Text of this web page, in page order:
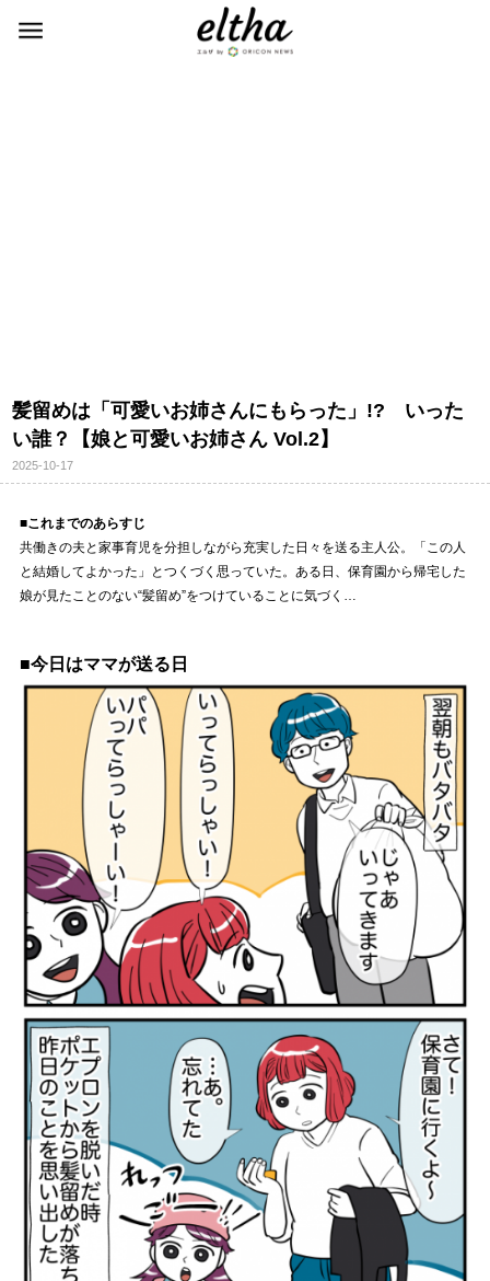
髪留めは「可愛いお姉さんにもらった」!? いった
い誰？【娘と可愛いお姉さん Vol.2】
2025-10-17
■これまでのあらすじ
共働きの夫と家事育児を分担しながら充実した日々を送る主人公。「この人
と結婚してよかった」とつくづく思っていた。ある日、保育園から帰宅した
娘が見たことのない“髪留め”をつけていることに気づく…
■今日はママが送る日